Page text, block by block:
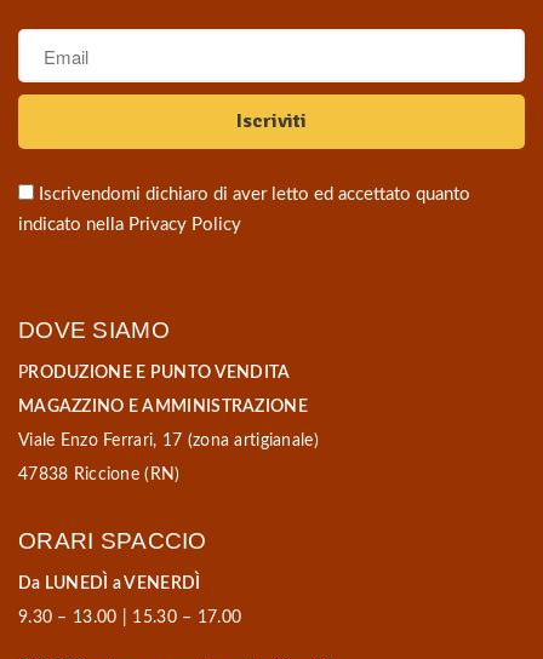
Iscrivendomi dichiaro di aver letto ed accettato quanto
indicato nella Privacy Policy
DOVE SIAMO
PRODUZIONE E PUNTO VENDITA
MAGAZZINO E AMMINISTRAZIONE
Viale Enzo Ferrari, 17 (zona artigianale)
47838 Riccione (RN)
ORARI SPACCIO
Da LUNEDÌ a VENERDÌ
9.30 – 13.00 | 15.30 – 17.00